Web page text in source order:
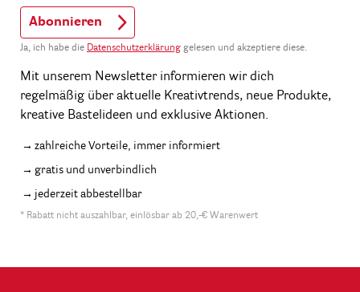
Abonnieren
Ja, ich habe die Datenschutzerklärung gelesen und akzeptiere diese.
Mit unserem Newsletter informieren wir dich
regelmäßig über aktuelle Kreativtrends, neue Produkte,
kreative Bastelideen und exklusive Aktionen.
zahlreiche Vorteile, immer informiert
gratis und unverbindlich
jederzeit abbestellbar
* Rabatt nicht auszahlbar, einlösbar ab 20,-€ Warenwert